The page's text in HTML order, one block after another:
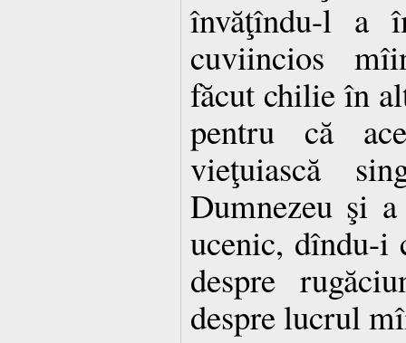
învăţîndu-l a
cuviincios
făcut chilie în
pentru că
vieţuiască
Dumnezeu şi
ucenic, dîndu-i
despre
despre lucrul